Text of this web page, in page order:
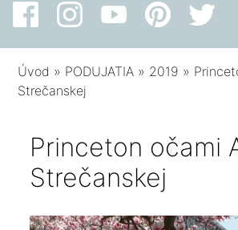
Úvod » PODUJATIA » 2019 »
Strečanskej
Princeton očami
Strečanskej